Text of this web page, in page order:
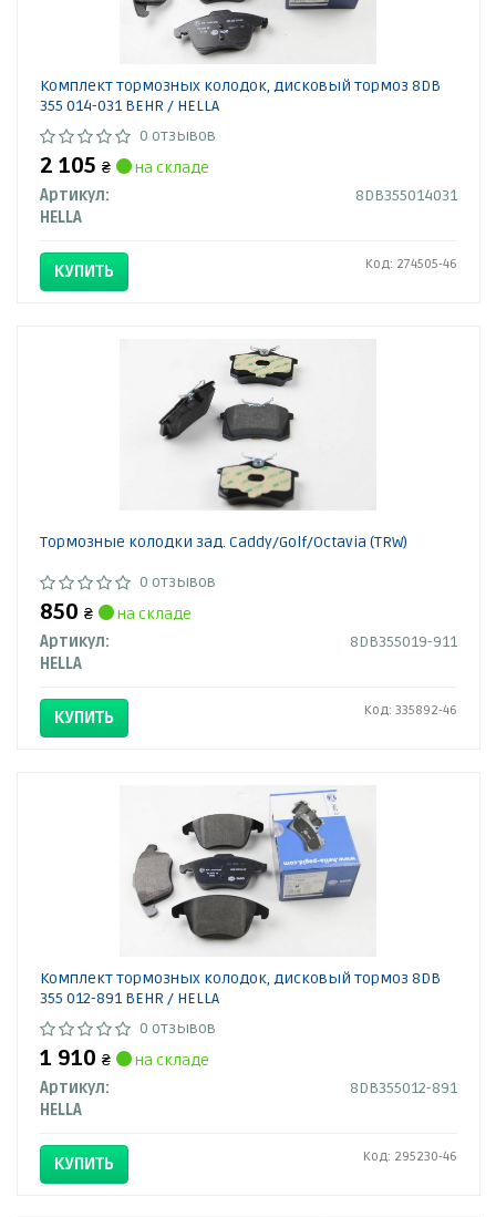
Комплект тормозных колодок, дисковый тормоз 8DB
355 014-031 BEHR / HELLA
0 отзывов
2 105 ₴
на складе
Артикул:
8DB355014031
HELLA
КУПИТЬ Код: 274505-46
Тормозные колодки зад. Caddy/Golf/Octavia (TRW)
0 отзывов
850 ₴
на складе
Артикул:
8DB355019-911
HELLA
КУПИТЬ Код: 335892-46
Комплект тормозных колодок, дисковый тормоз 8DB
355 012-891 BEHR / HELLA
0 отзывов
1 910 ₴
на складе
Артикул:
8DB355012-891
HELLA
КУПИТЬ Код: 295230-46